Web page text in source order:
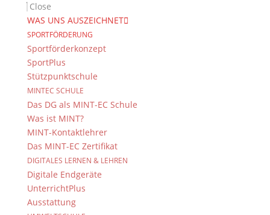
Close
WAS UNS AUSZEICHNET
SPORTFÖRDERUNG
Sportförderkonzept
SportPlus
Stützpunktschule
MINTEC SCHULE
Das DG als MINT-EC Schule
Was ist MINT?
MINT-Kontaktlehrer
Das MINT-EC Zertifikat
DIGITALES LERNEN & LEHREN
Digitale Endgeräte
UnterrichtPlus
Ausstattung
Bleiben Sie immer auf dem neusten Stand und
folgen Sie uns auf Twitter
Folgen Sie demDG RSS Feed
Kontakt Webteam
Kontaktieren Sie das Webteam
© 2015-2017 Dientzenhofer-Gymnasium Bamberg -